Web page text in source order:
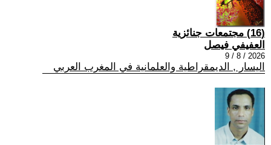
(16) مجتمعات جنائزية
العفيفي فيصل
2026 / 8 / 9
اليسار , الديمقراطية والعلمانية في المغرب العربي